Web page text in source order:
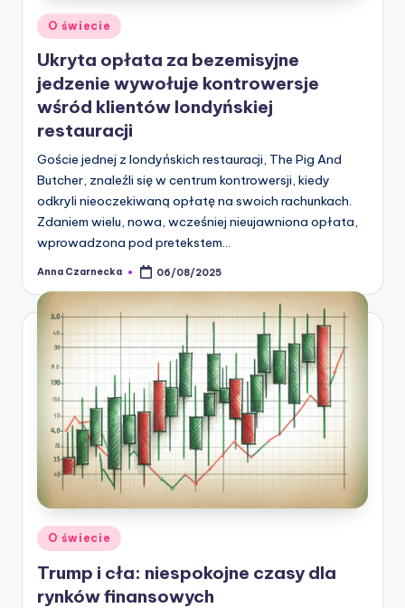
Posted
in
O świecie
Ukryta opłata za bezemisyjne
jedzenie wywołuje kontrowersje
wśród klientów londyńskiej
restauracji
Goście jednej z londyńskich restauracji, The Pig And
Butcher, znaleźli się w centrum kontrowersji, kiedy
odkryli nieoczekiwaną opłatę na swoich rachunkach.
Zdaniem wielu, nowa, wcześniej nieujawniona opłata,
wprowadzona pod pretekstem…
Posted
Anna Czarnecka 06/08/2025
Posted
in
O świecie
Trump i cła: niespokojne czasy dla
rynków finansowych